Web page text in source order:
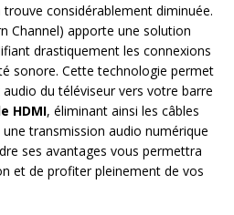
trouve considérablement diminuée.
Channel) apporte une solution
drastiquement les connexions
sonore. Cette technologie permet
du téléviseur vers votre barre
HDMI, éliminant ainsi les câbles
transmission audio numérique
ses avantages vous permettra
et de profiter pleinement de vos